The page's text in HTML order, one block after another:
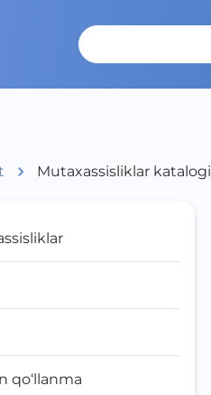
Mutaxassisliklar katalogi
qo‘llanma